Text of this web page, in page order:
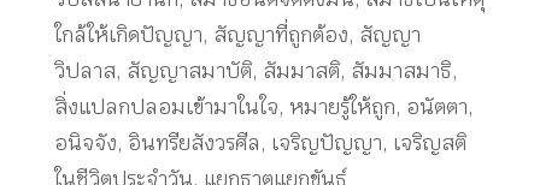
ใกล้ให้เกิดปัญญา, สัญญาที่ถูกต้อง, สัญญา
วิปลาส, สัญญาสมาบัติ, สัมมาสติ, สัมมาสมาธิ,
สิ่งแปลกปลอมเข้ามาในใจ, หมายรู้ให้ถูก, อนัตตา,
อนิจจัง, อินทรียสังวรศีล, เจริญปัญญา, เจริญสติ
ในชีวิตประจำวัน, แยกธาตุแยกขันธ์